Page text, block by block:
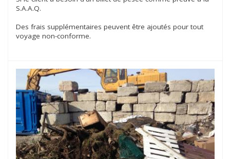
S.A.A.Q.
Des frais supplémentaires peuvent être ajoutés pour tout
voyage non-conforme.